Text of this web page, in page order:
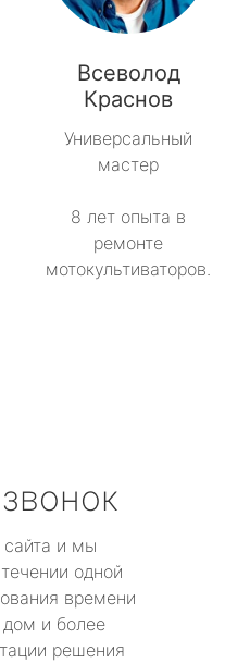
Всеволод
Краснов
Универсальный
мастер
8 лет опыта в
ремонте
мотокультиваторов.
сайта и мы
одной
времени
дом и более
решения